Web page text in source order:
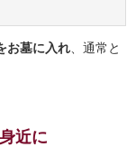
お墓に入れ、通常と
近に